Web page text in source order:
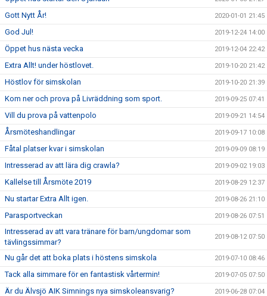
Gott Nytt År! 2020-01-01 21:45
God Jul! 2019-12-24 14:00
Öppet hus nästa vecka 2019-12-04 22:42
Extra Allt! under höstlovet. 2019-10-20 21:42
Höstlov för simskolan 2019-10-20 21:39
Kom ner och prova på Livräddning som sport. 2019-09-25 07:41
Vill du prova på vattenpolo 2019-09-21 14:54
Årsmöteshandlingar 2019-09-17 10:08
Fåtal platser kvar i simskolan 2019-09-09 08:19
Intresserad av att lära dig crawla? 2019-09-02 19:03
Kallelse till Årsmöte 2019 2019-08-29 12:37
Nu startar Extra Allt igen. 2019-08-26 21:10
Parasportveckan 2019-08-26 07:51
Intresserad av att vara tränare för barn/ungdomar som
tävlingssimmar?
2019-08-12 07:50
Nu går det att boka plats i höstens simskola 2019-07-10 08:46
Tack alla simmare för en fantastisk vårtermin! 2019-07-05 07:50
Är du Älvsjö AIK Simnings nya simskoleansvarig? 2019-06-28 07:04